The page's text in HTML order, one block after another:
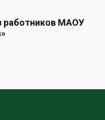
работников МАОУ